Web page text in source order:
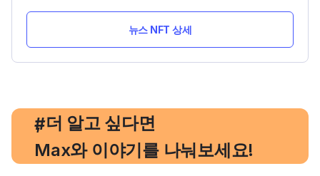
뉴스 NFT 상세
#
, 더 알고 싶다면
Max와 이야기를 나눠보세요!